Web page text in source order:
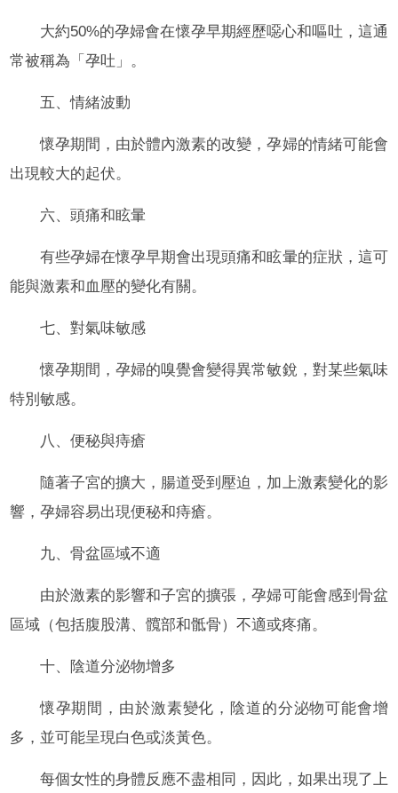
大約50%的孕婦會在懷孕早期經歷噁心和嘔吐，這通
常被稱為「孕吐」。
五、情緒波動
懷孕期間，由於體內激素的改變，孕婦的情緒可能會
出現較大的起伏。
六、頭痛和眩暈
有些孕婦在懷孕早期會出現頭痛和眩暈的症狀，這可
能與激素和血壓的變化有關。
七、對氣味敏感
懷孕期間，孕婦的嗅覺會變得異常敏銳，對某些氣味
特別敏感。
八、便秘與痔瘡
隨著子宮的擴大，腸道受到壓迫，加上激素變化的影
響，孕婦容易出現便秘和痔瘡。
九、骨盆區域不適
由於激素的影響和子宮的擴張，孕婦可能會感到骨盆
區域（包括腹股溝、髖部和骶骨）不適或疼痛。
十、陰道分泌物增多
懷孕期間，由於激素變化，陰道的分泌物可能會增
多，並可能呈現白色或淡黃色。
每個女性的身體反應不盡相同，因此，如果出現了上